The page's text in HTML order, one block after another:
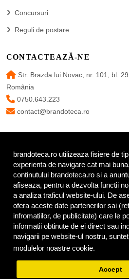
brandoteca.ro utilizeaza fisiere de
experienta de navigare cat mai
continutului brandoteca.ro si a
afiseaza, pentru a dezvolta functii
a analiza traficul website-ului. De
ofera aceste date partenerilor sai
infromatiilor, de publicitate) care le
informatii obtinute de ei direct sau
navigarii pe website-ul nostru,
modulelor noastre cookie.
Accept
Concursuri
Reguli de postare
CONTACTEAZĂ-NE
Str. Brazda lui Novac, nr. 101, bl.
România
0750.643.223
contact@brandoteca.ro
URMĂREȘTE-NE
© Copyright Brandoteca 2025 |Termeni